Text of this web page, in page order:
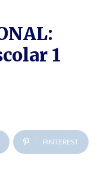
1
PINTEREST